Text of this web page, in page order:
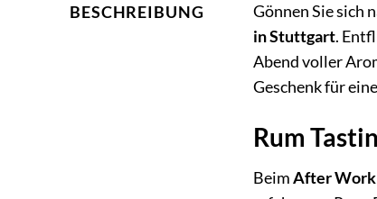
BESCHREIBUNG Gönnen Sie sich
in Stuttgart.
Abend voller
Geschenk für
Rum
BeimAfter Work